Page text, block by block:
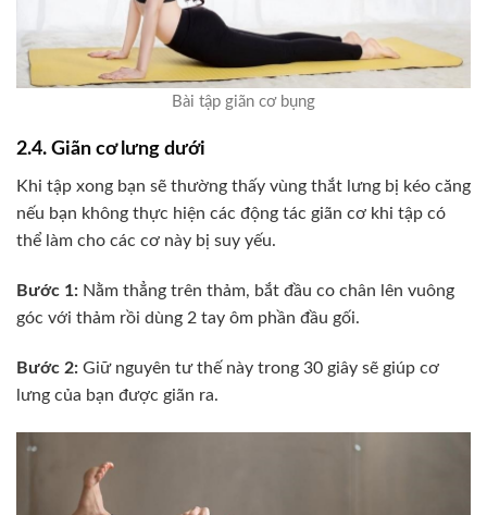
Bài tập giãn cơ bụng
2.4. Giãn cơ lưng dưới
Khi tập xong bạn sẽ thường thấy vùng thắt lưng bị kéo căng
nếu bạn không thực hiện các động tác giãn cơ khi tập có
thể làm cho các cơ này bị suy yếu.
Bước 1: Nằm thẳng trên thảm, bắt đầu co chân lên vuông
góc với thảm rồi dùng 2 tay ôm phần đầu gối.
Bước 2: Giữ nguyên tư thế này trong 30 giây sẽ giúp cơ
lưng của bạn được giãn ra.